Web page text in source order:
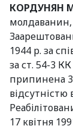
КОРДУНЯН
молдаванин,
1944 р. за
за ст. 54-3
припинена
відсутністю
17 квітня